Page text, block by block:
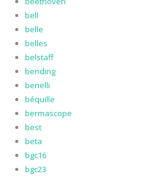
bell
belle
belles
belstaff
bending
benelli
béquille
bermascope
best
beta
bgc16
bgc23